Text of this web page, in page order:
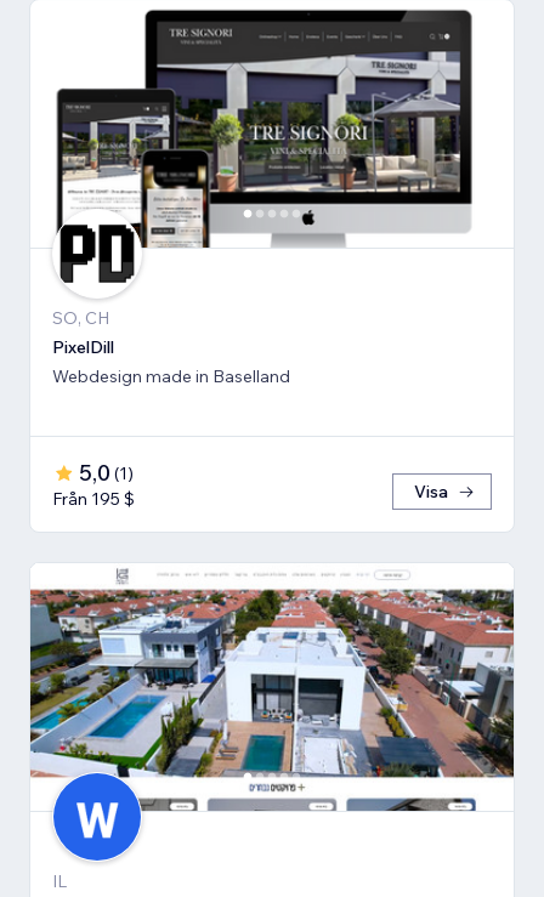
SO, CH
PixelDill
Webdesign made in Baselland
5,0 (1)
Från 195 $
Visa
IL